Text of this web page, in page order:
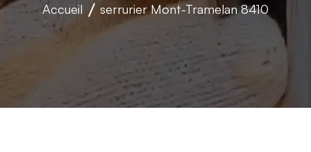
Accueil serrurier Mont-Tramelan 8410